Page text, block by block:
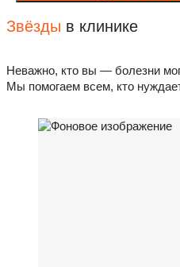
Звёзды в клинике
Неважно, кто вы — болезни
Мы помогаем всем, кто